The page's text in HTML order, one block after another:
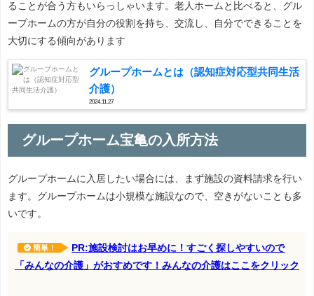
ることが合う方もいらっしゃいます。老人ホームと比べると、グル
ープホームの方が自分の役割を持ち、交流し、自分でできることを
大切にする傾向があります
グループホームとは（認知症対応型共同生活
介護）
2024.11.27
グループホーム宝亀の入所方法
グループホームに入居したい場合には、まず施設の資料請求を行い
ます。グループホームは小規模な施設なので、空きがないことも多
いです。
簡単！
PR:施設検討はお早めに！すごく探しやすいので
「みんなの介護」がおすめです！みんなの介護はここをクリック